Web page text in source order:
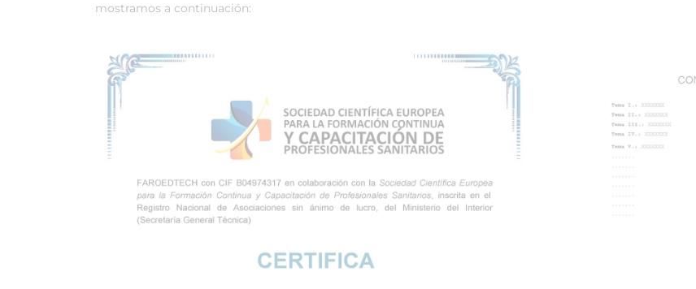
mostramos a continuación: